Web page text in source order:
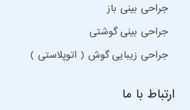
جراحی بینی باز
جراحی بینی گوشتی
جراحی زیبایی گوش ( اتوپلاستی )
ارتباط با ما